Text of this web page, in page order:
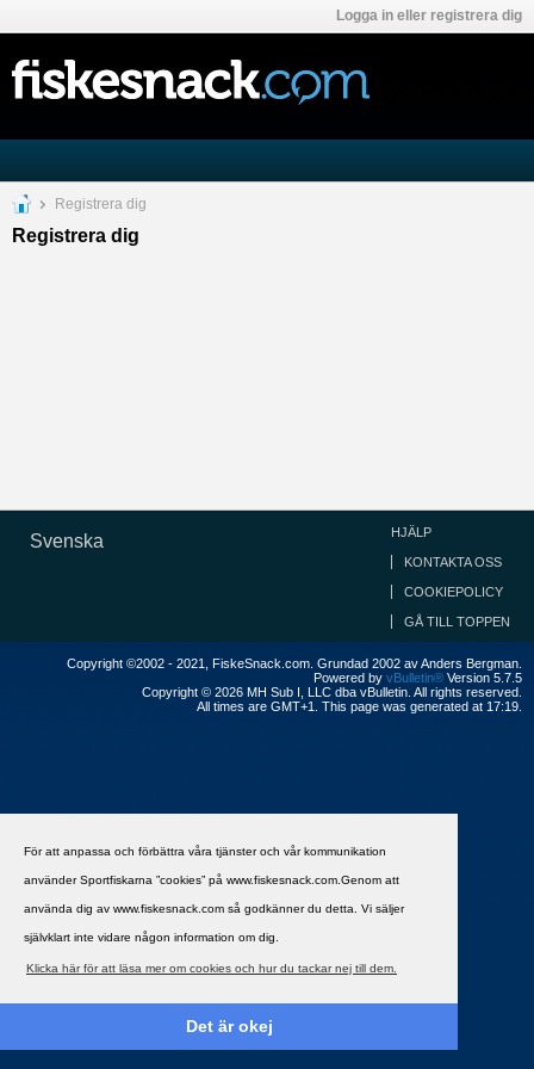
För att anpassa och förbättra våra tjänster och vår kommunikation
använder Sportfiskarna ”cookies” på www.fiskesnack.com.Genom att
använda dig av www.fiskesnack.com så godkänner du detta. Vi säljer
självklart inte vidare någon information om dig.
Klicka här för att läsa mer om cookies och hur du tackar nej till dem.
Det är okej
Logga in eller registrera dig
Registrera dig
Registrera dig
Svenska HJÄLP
KONTAKTA OSS
COOKIEPOLICY
GÅ TILL TOPPEN
Copyright ©2002 - 2021, FiskeSnack.com. Grundad 2002 av Anders Bergman.
Powered by vBulletin® Version 5.7.5
Copyright © 2026 MH Sub I, LLC dba vBulletin. All rights reserved.
All times are GMT+1. This page was generated at 17:19.